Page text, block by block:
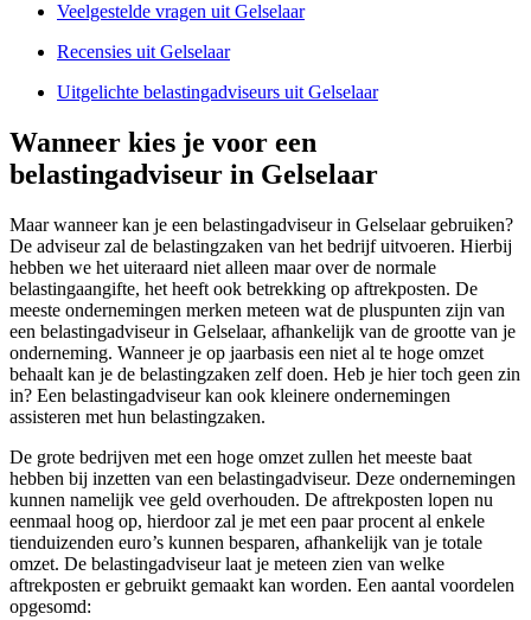
Veelgestelde vragen uit Gelselaar
Recensies uit Gelselaar
Uitgelichte belastingadviseurs uit Gelselaar
Wanneer kies je voor een
belastingadviseur in Gelselaar
Maar wanneer kan je een belastingadviseur in Gelselaar gebruiken?
De adviseur zal de belastingzaken van het bedrijf uitvoeren. Hierbij
hebben we het uiteraard niet alleen maar over de normale
belastingaangifte, het heeft ook betrekking op aftrekposten. De
meeste ondernemingen merken meteen wat de pluspunten zijn van
een belastingadviseur in Gelselaar, afhankelijk van de grootte van je
onderneming. Wanneer je op jaarbasis een niet al te hoge omzet
behaalt kan je de belastingzaken zelf doen. Heb je hier toch geen zin
in? Een belastingadviseur kan ook kleinere ondernemingen
assisteren met hun belastingzaken.
De grote bedrijven met een hoge omzet zullen het meeste baat
hebben bij inzetten van een belastingadviseur. Deze ondernemingen
kunnen namelijk vee geld overhouden. De aftrekposten lopen nu
eenmaal hoog op, hierdoor zal je met een paar procent al enkele
tienduizenden euro’s kunnen besparen, afhankelijk van je totale
omzet. De belastingadviseur laat je meteen zien van welke
aftrekposten er gebruikt gemaakt kan worden. Een aantal voordelen
opgesomd: